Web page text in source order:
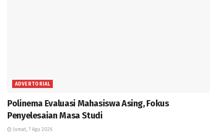
ADVERTORIAL
Polinema Evaluasi Mahasiswa Asing, Fokus
Penyelesaian Masa Studi
Jumat, 7 Agu 2026